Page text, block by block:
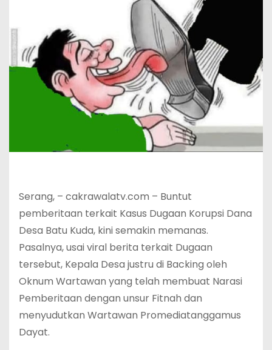
Serang, – cakrawalatv.com – Buntut
pemberitaan terkait Kasus Dugaan Korupsi Dana
Desa Batu Kuda, kini semakin memanas.
Pasalnya, usai viral berita terkait Dugaan
tersebut, Kepala Desa justru di Backing oleh
Oknum Wartawan yang telah membuat Narasi
Pemberitaan dengan unsur Fitnah dan
menyudutkan Wartawan Promediatanggamus
Dayat.